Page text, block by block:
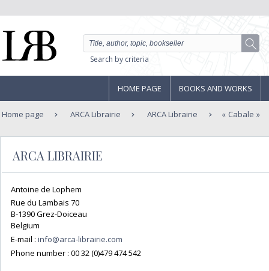
Search by criteria
HOME PAGE BOOKS AND WORKS
Home page ARCA Librairie ARCA Librairie Cabale
ARCA LIBRAIRIE
Antoine de Lophem
Rue du Lambais 70
B-1390 Grez-Doiceau
Belgium
E-mail : info@arca-librairie.com
Phone number : 00 32 (0)479 474 542